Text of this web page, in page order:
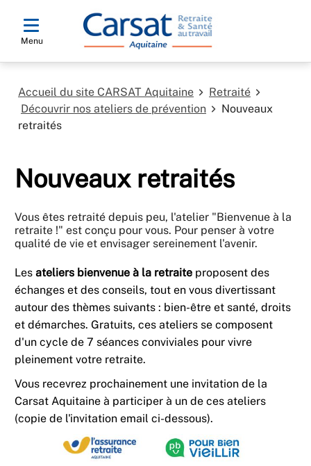
Menu
Accueil du site CARSAT Aquitaine
Retraité
Découvrir nos ateliers de prévention
Nouveaux
retraités
Nouveaux retraités
Vous êtes retraité depuis peu, l'atelier "Bienvenue à la
retraite !" est conçu pour vous. Pour penser à votre
qualité de vie et envisager sereinement l'avenir.
Les ateliers bienvenue à la retraite proposent des
échanges et des conseils, tout en vous divertissant
autour des thèmes suivants : bien-être et santé, droits
et démarches. Gratuits, ces ateliers se composent
d'un cycle de 7 séances conviviales pour vivre
pleinement votre retraite.
Vous recevrez prochainement une invitation de la
Carsat Aquitaine à participer à un de ces ateliers
(copie de l'invitation email ci-dessous).